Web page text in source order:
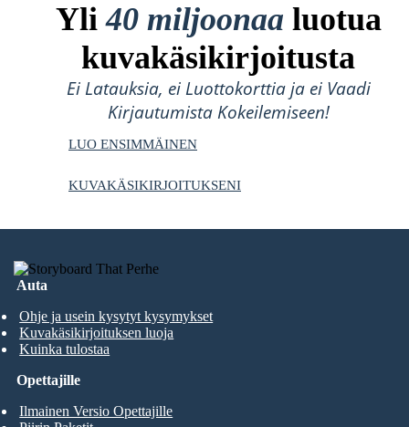
Yli40 miljoonaa luotua
kuvakäsikirjoitusta
Ei Latauksia, ei Luottokorttia ja ei Vaadi
Kirjautumista Kokeilemiseen!
LUO ENSIMMÄINEN
KUVAKÄSIKIRJOITUKSENI
Auta
Ohje ja usein kysytyt kysymykset
Kuvakäsikirjoituksen luoja
Kuinka tulostaa
Opettajille
Ilmainen Versio Opettajille